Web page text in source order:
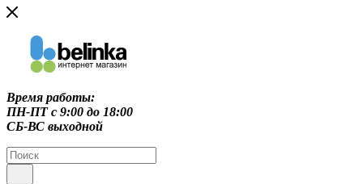
Время работы:
ПН-ПТ c 9:00 до 18:00
СБ-ВС выходной